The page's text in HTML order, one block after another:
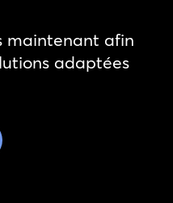
maintenant afin
adaptées